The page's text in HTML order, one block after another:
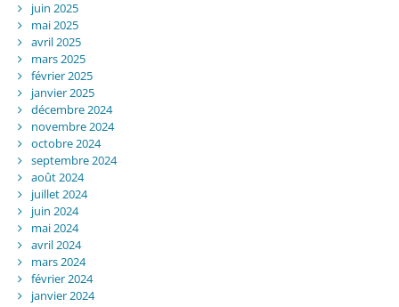
juin 2025
mai 2025
avril 2025
mars 2025
février 2025
janvier 2025
décembre 2024
novembre 2024
octobre 2024
septembre 2024
août 2024
juillet 2024
juin 2024
mai 2024
avril 2024
mars 2024
février 2024
janvier 2024